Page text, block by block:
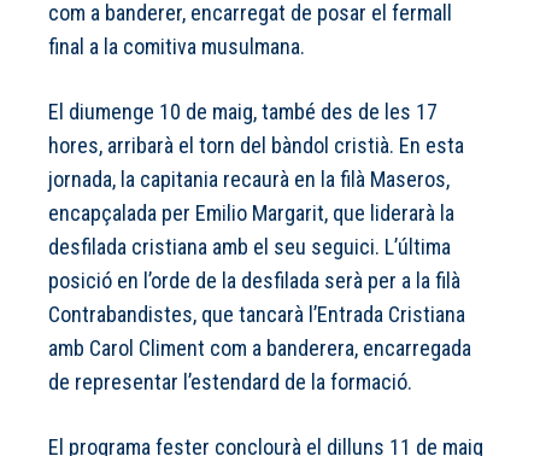
com a banderer, encarregat de posar el fermall
final a la comitiva musulmana.
El diumenge 10 de maig, també des de les 17
hores, arribarà el torn del bàndol cristià. En esta
jornada, la capitania recaurà en la filà Maseros,
encapçalada per Emilio Margarit, que liderarà la
desfilada cristiana amb el seu seguici. L’última
posició en l’orde de la desfilada serà per a la filà
Contrabandistes, que tancarà l’Entrada Cristiana
amb Carol Climent com a banderera, encarregada
de representar l’estendard de la formació.
El programa fester conclourà el dilluns 11 de maig